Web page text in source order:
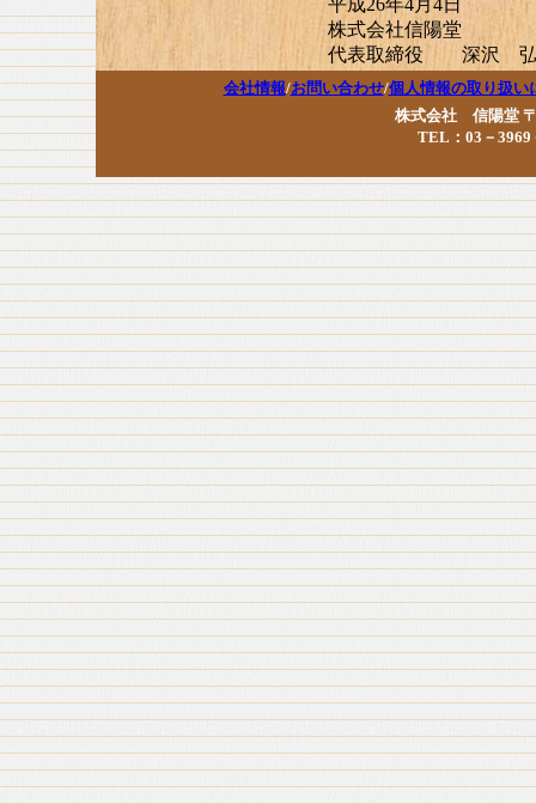
平成26年4月4日
株式会社信陽堂
代表取締役 深沢
会社情報/お問い合わせ/個人情報の取り扱い
株式会社 信陽堂
TEL：03－3969